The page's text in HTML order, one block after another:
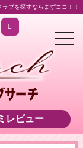
ブを探すならまずココ！！
t
o
i
a
t
i
レビュー